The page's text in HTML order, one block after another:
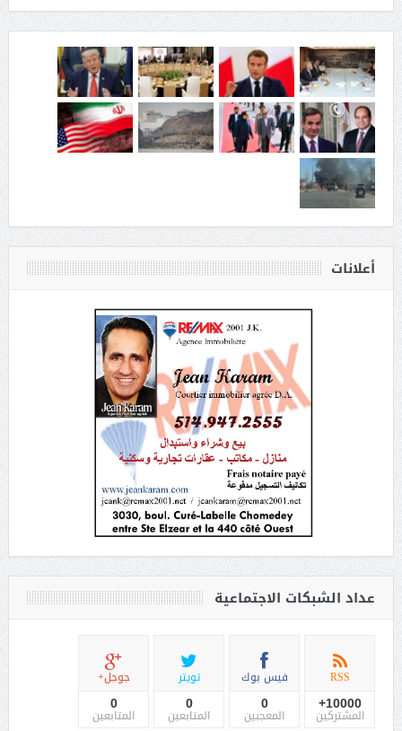
أعلانات
عداد الشبكات الاجتماعية
RSS
10000+
المشتركين
فيس بوك
0
المعجبين
تويتر
0
المتابعين
جوجل+
0
المتابعين